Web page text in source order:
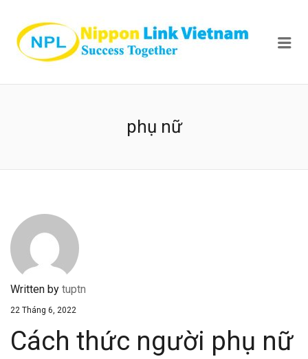
phụ nữ
Written by tuptn
22 Tháng 6, 2022
Cách thức người phụ nữ